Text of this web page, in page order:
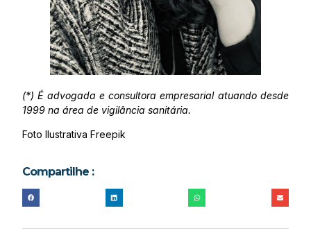
(*) É advogada e consultora empresarial atuando desde
1999 na área de vigilância sanitária.
Foto Ilustrativa Freepik
Compartilhe :